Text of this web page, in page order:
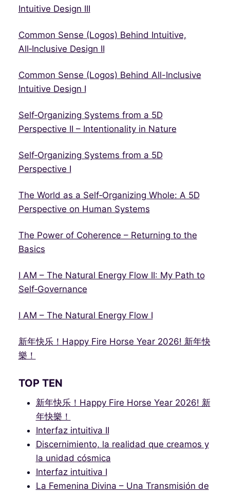
Intuitive Design III
Common Sense (Logos) Behind Intuitive,
All‑Inclusive Design II
Common Sense (Logos) Behind All-Inclusive
Intuitive Design I
Self‑Organizing Systems from a 5D
Perspective II – Intentionality in Nature
Self‑Organizing Systems from a 5D
Perspective I
The World as a Self‑Organizing Whole: A 5D
Perspective on Human Systems
The Power of Coherence – Returning to the
Basics
I AM – The Natural Energy Flow II: My Path to
Self‑Governance
I AM – The Natural Energy Flow I
新年快乐！Happy Fire Horse Year 2026! 新年快
樂！
TOP TEN
新年快乐！Happy Fire Horse Year 2026! 新
年快樂！
Interfaz intuitiva II
Discernimiento, la realidad que creamos y
la unidad cósmica
Interfaz intuitiva I
La Femenina Divina – Una Transmisión de